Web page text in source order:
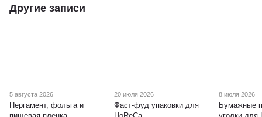
Другие записи
5 августа 2026
Пергамент, фольга и
20 июля 2026
Фаст-фуд упаковки для
8 июля 2026
Бумажные